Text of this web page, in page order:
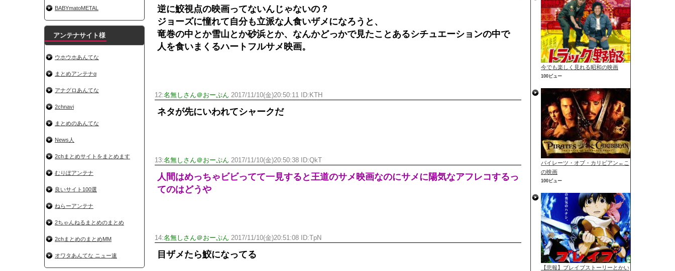
逆に鮫視点の映画ってないんじゃないの？
ジョーズに憧れて自分も立派な人食いザメになろうと、
竜巻の中とか雪山とか砂浜とか、なんかどっかで見たことあるシチュエーションの中で
人を食いまくるハートフルサメ映画。
12:名無しさん＠おーぷん 2017/11/10(金)20:50:11 ID: KTH
ネタが先にいわれてシャークだ
13:名無しさん＠おーぷん 2017/11/10(金)20:50:38 ID:QkT
人間はめっちゃビビってて一見すると王道のサメ映画なのにサメに陽気なアフレコするっ
てのはどうや
14:名無しさん＠おーぷん 2017/11/10(金)20:51:08 ID: TpN
目ザメたら鮫になってる
BABYmatoMETAL
アンテナサイト様
ウホウホあんてな
まとめアンテナα
アナグロあんてな
2chnavi
まとめのあんてな
News人
2chまとめサイトをまとめます
むりぽアンテナ
良いサイト100選
ねらーアンテナ
2ちゃんねるまとめのまとめ
2chまとめのまとめMM
オワタあんてな ニュー速
今でも楽しく見れる昭和の映画
100ビュー
パイレーツ・オブ・カリビアン←こ
の映画
100ビュー
【悲報】ブレイブストーリーとかい